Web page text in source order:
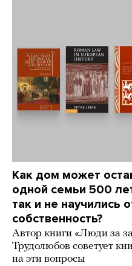
Как дом может
одной семьи 500
так и не научились
собственность?
Автор книги «Люди за
Трудолюбов советует
на эти вопросы